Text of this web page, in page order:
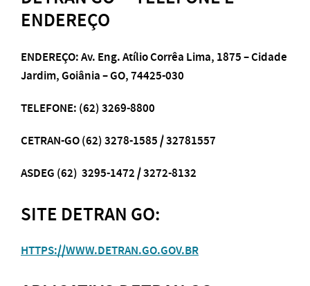
ENDEREÇO
ENDEREÇO: Av. Eng. Atílio Corrêa Lima, 1875 – Cidade
Jardim, Goiânia – GO, 74425-030
TELEFONE: (62) 3269-8800
CETRAN-GO(62) 3278-1585 / 32781557
ASDEG (62) 3295-1472 / 3272-8132
SITE DETRAN GO:
HTTPS://WWW.DETRAN.GO.GOV.BR